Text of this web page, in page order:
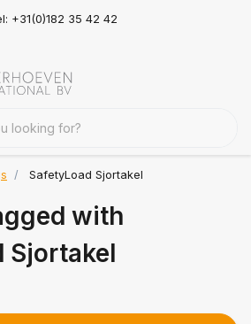
+31(0)182 35 42 42
SafetyLoad Sjortakel
with
Sjortakel